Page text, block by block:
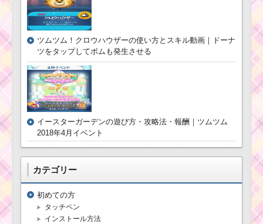
ツムツム！クロウハウザーの使い方とスキル動画｜ドーナ
ツをタップしてボムも発生させる
イースターガーデンの遊び方・攻略法・報酬｜ツムツム
2018年4月イベント
カテゴリー
初めての方
タッチペン
インストール方法